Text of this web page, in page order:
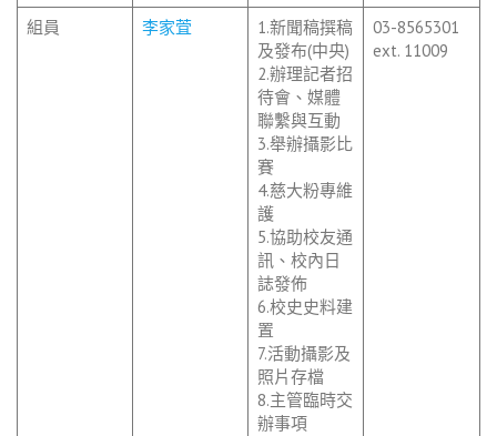
組員 李家萓
1.新聞稿撰稿
及發布(中央)
2.辦理記者招
待會、媒體
聯繫與互動
3.舉辦攝影比
賽
4.慈大粉專維
護
5.協助校友通
訊、校內日
誌發佈
6.校史史料建
置
7.活動攝影及
照片存檔
8.主管臨時交
辦事項
03-8565301
ext. 11009